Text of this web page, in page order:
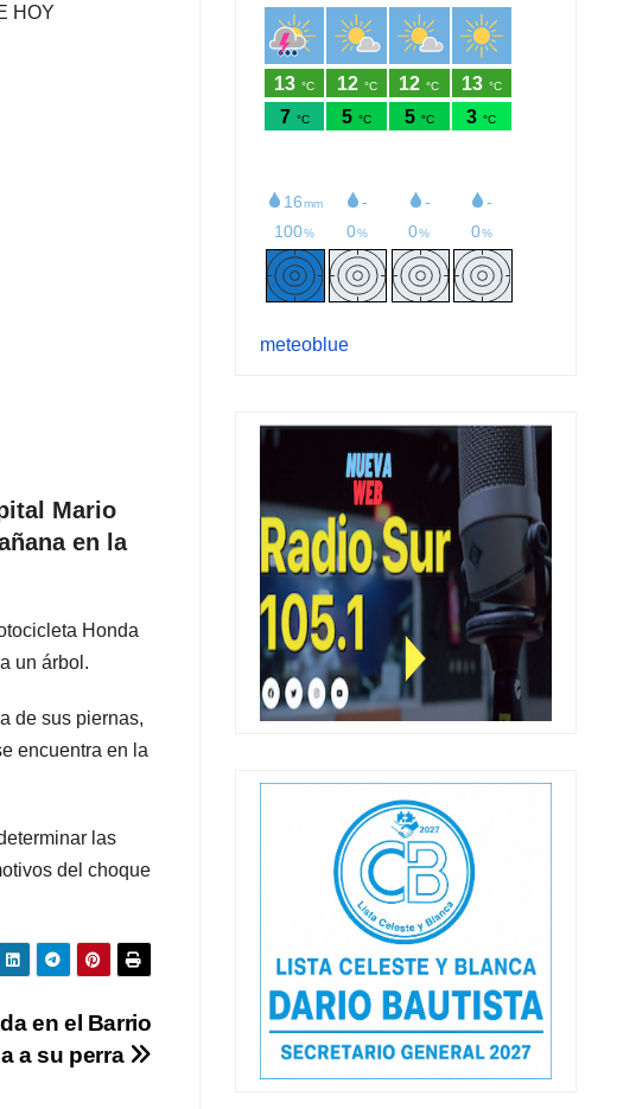
HOY
Mario
en la
Honda
un árbol.
de sus piernas,
encuentra en la
las
del choque
en el Barrio
a su perra
meteoblue